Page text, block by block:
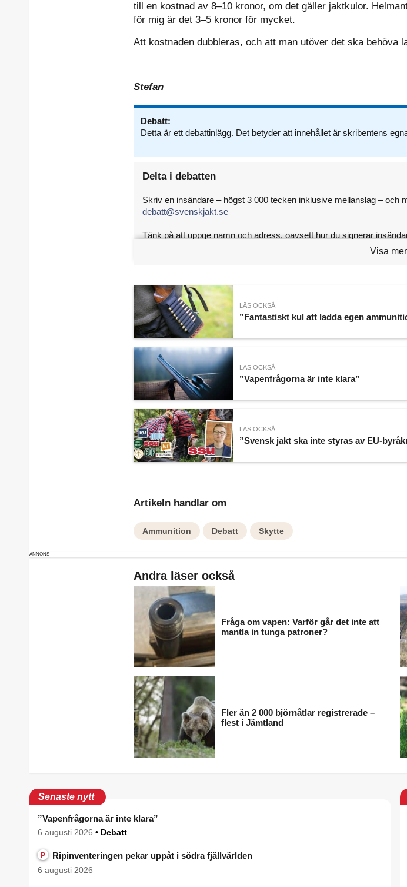
till en kostnad av 8–10 kronor, om det gäller jaktkulor.
för mig är det 3–5 kronor för mycket.
Att kostnaden dubbleras, och att man utöver det ska behöva
Stefan
Debatt:
Detta är ett debattinlägg. Det betyder att innehållet är skribentens
Delta i debatten
Skriv en insändare – högst 3 000 tecken inklusive mellanslag – och
debatt@svenskjakt.se
Tänk på att uppge namn och adress, oavsett hur du signerar
Visa mer
LÄS OCKSÅ
”Fantastiskt kul att ladda egen
LÄS OCKSÅ
”Vapenfrågorna är inte klara”
LÄS OCKSÅ
”Svensk jakt ska inte styras av EU-
Artikeln handlar om
Ammunition Debatt Skytte
Andra läser också
Fråga om vapen: Varför går det inte att
mantla in tunga patroner?
Fler än 2 000 björnåtlar registrerade –
flest i Jämtland
Senaste nytt
”Vapenfrågorna är inte klara”
6 augusti 2026 • Debatt
P Ripinventeringen pekar uppåt i södra fjällvärlden
6 augusti 2026